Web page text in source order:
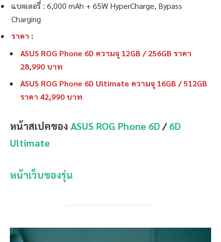
แบตเตอรี่ : 6,000 mAh + 65W HyperCharge, Bypass
Charging
ราคา :
ASUS ROG Phone 6D ความจุ 12GB / 256GB ราคา
28,990 บาท
ASUS ROG Phone 6D Ultimate ความจุ 16GB / 512GB
ราคา 42,990 บาท
หน้าสเปคของ ASUS ROG Phone 6D/6D
Ultimate
หน้าเว็บของรุ่น